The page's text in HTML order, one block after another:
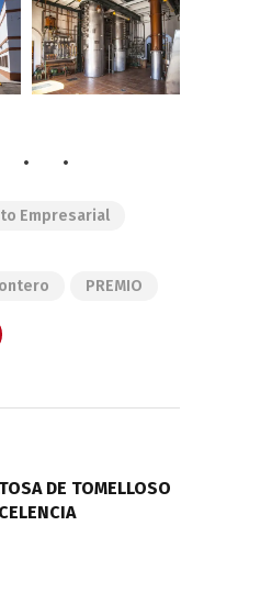
Empresarial
PREMIO
DE TOMELLOSO